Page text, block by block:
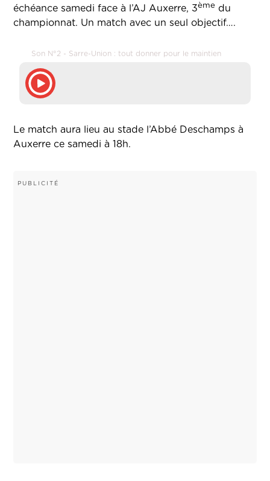
échéance samedi face à l’AJ Auxerre, 3ème du
championnat. Un match avec un seul objectif….
Son N°2 - Sarre-Union : tout donner pour le maintien
Le match aura lieu au stade l’Abbé Deschamps à
Auxerre ce samedi à 18h.